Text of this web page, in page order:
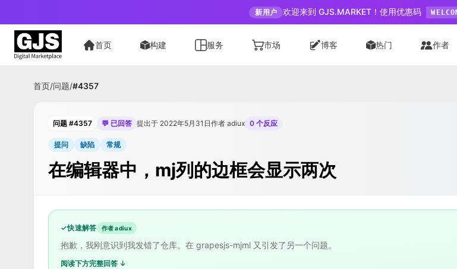
新用户 欢迎来到 GJS.MARKET！使用优惠码
首页 构建 服务 市场 博客 热门 作者
首页/问题/#4357
问题 #4357 💬 已回答 提出于 2022年5月31日作者 adiux 0 个反应
提问 缺陷 常规
在编辑器中，mj列的边框会显示两次
✓快速解答 作者 adiux
抱歉，我刚意识到我发错了仓库。在 grapesjs-mjml 又引发了另一个问题。
阅读下方完整回答 ↓